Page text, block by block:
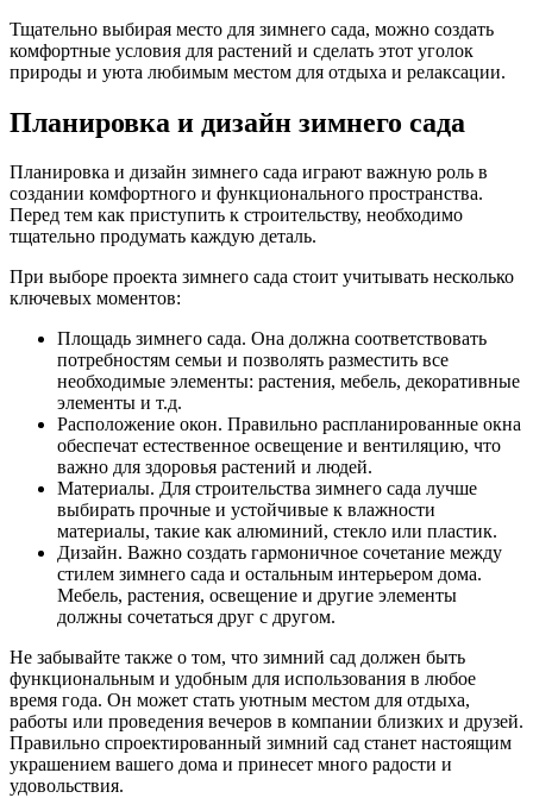
Тщательно выбирая место для зимнего сада, можно создать
комфортные условия для растений и сделать этот уголок
природы и уюта любимым местом для отдыха и релаксации.
Планировка и дизайн зимнего сада
Планировка и дизайн зимнего сада играют важную роль в
создании комфортного и функционального пространства.
Перед тем как приступить к строительству, необходимо
тщательно продумать каждую деталь.
При выборе проекта зимнего сада стоит учитывать несколько
ключевых моментов:
Площадь зимнего сада. Она должна соответствовать
потребностям семьи и позволять разместить все
необходимые элементы: растения, мебель, декоративные
элементы и т.д.
Расположение окон. Правильно распланированные окна
обеспечат естественное освещение и вентиляцию, что
важно для здоровья растений и людей.
Материалы. Для строительства зимнего сада лучше
выбирать прочные и устойчивые к влажности
материалы, такие как алюминий, стекло или пластик.
Дизайн. Важно создать гармоничное сочетание между
стилем зимнего сада и остальным интерьером дома.
Мебель, растения, освещение и другие элементы
должны сочетаться друг с другом.
Не забывайте также о том, что зимний сад должен быть
функциональным и удобным для использования в любое
время года. Он может стать уютным местом для отдыха,
работы или проведения вечеров в компании близких и друзей.
Правильно спроектированный зимний сад станет настоящим
украшением вашего дома и принесет много радости и
удовольствия.